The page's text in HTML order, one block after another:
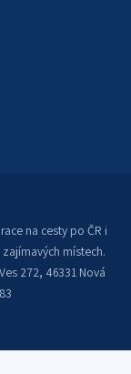
na cesty po ČR i
místech.
272, 46331 Nová